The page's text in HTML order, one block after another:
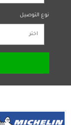
Michelin